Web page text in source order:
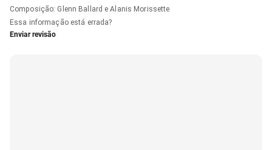
Composição: Glenn Ballard e Alanis Morissette
Essa informação está errada?
Enviar revisão